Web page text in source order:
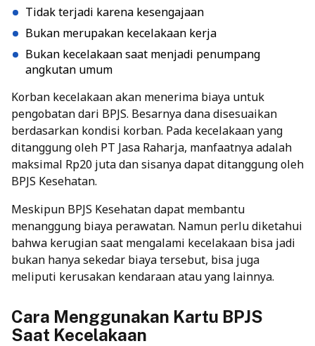
Tidak terjadi karena kesengajaan
Bukan merupakan kecelakaan kerja
Bukan kecelakaan saat menjadi penumpang
angkutan umum
Korban kecelakaan akan menerima biaya untuk
pengobatan dari BPJS. Besarnya dana disesuaikan
berdasarkan kondisi korban. Pada kecelakaan yang
ditanggung oleh PT Jasa Raharja, manfaatnya adalah
maksimal Rp20 juta dan sisanya dapat ditanggung oleh
BPJS Kesehatan.
Meskipun BPJS Kesehatan dapat membantu
menanggung biaya perawatan. Namun perlu diketahui
bahwa kerugian saat mengalami kecelakaan bisa jadi
bukan hanya sekedar biaya tersebut, bisa juga
meliputi kerusakan kendaraan atau yang lainnya.
Cara Menggunakan Kartu BPJS
Saat Kecelakaan